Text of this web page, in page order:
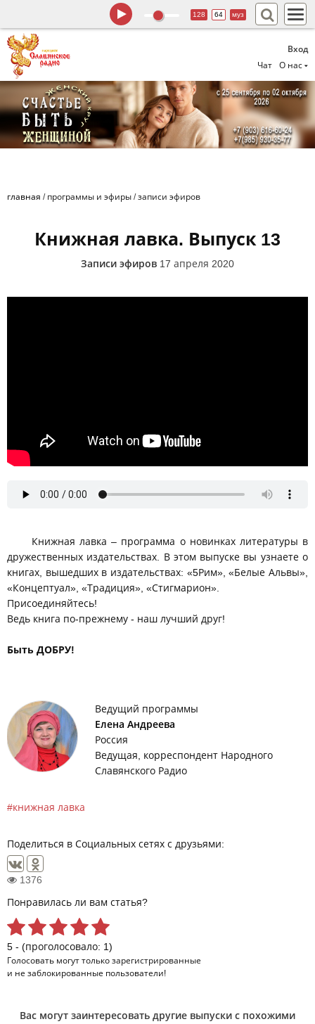
Вход
Чат
О нас
128 64 муз
главная / программы и эфиры /записи эфиров
Книжная лавка. Выпуск 13
Записи эфиров 17 апреля 2020
Книжная лавка – программа о новинках литературы в
дружественных издательствах. В этом выпуске вы узнаете о
книгах, вышедших в издательствах: «5Рим», «Белые Альвы»,
«Концептуал», «Традиция», «Стигмарион».
Присоединяйтесь!
Ведь книга по-прежнему - наш лучший друг!
Быть ДОБРУ!
Ведущий программы
Елена Андреева
Россия
Ведущая, корреспондент Народного
Славянского Радио
книжная лавка
Поделиться в Социальных сетях с друзьями:
1376
Понравилась ли вам статья?
5 - (проголосовало: 1)
Голосовать могут только зарегистрированные
и не заблокированные пользователи!
Вас могут заинтересовать другие выпуски с похожими